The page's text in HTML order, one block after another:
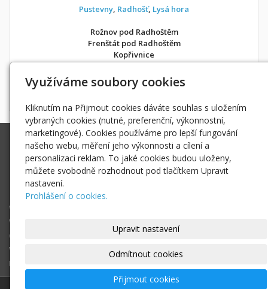
Pustevny, Radhošť, Lysá hora
Rožnov pod Radhoštěm
Frenštát pod Radhoštěm
Kopřivnice
Možnost objednání ubytování také přesAirbnb
Ing. Radek Hoďák
Tichá 502, 742 74 Tichá
IČ: 18979661
radek@hodak.cz
Webové kamery
Vložte webkameru
O projektu webkamery online
Vyhledej webkameru ...
Fotogalerie
Využíváme soubory cookies
Kliknutím na Přijmout cookies dáváte souhlas s uložením
vybraných cookies (nutné, preferenční, výkonnostní,
marketingové). Cookies používáme pro lepší fungování
našeho webu, měření jeho výkonnosti a cílení a
personalizaci reklam. To jaké cookies budou uloženy,
můžete svobodně rozhodnout pod tlačítkem Upravit
nastavení.
Prohlášení o cookies.
Upravit nastavení
Odmítnout cookies
Přijmout cookies